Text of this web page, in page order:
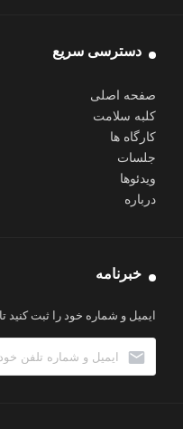
دسترسی سریع
صفحه اصلی
کلبه سلامت
کارگاه ها
جلسات
ویدئوها
درباره
خبرنامه
ایمیل و شماره خود را ثبت کنید